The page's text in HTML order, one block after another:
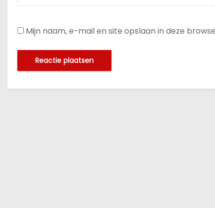
Mijn naam, e-mail en site opslaan in deze